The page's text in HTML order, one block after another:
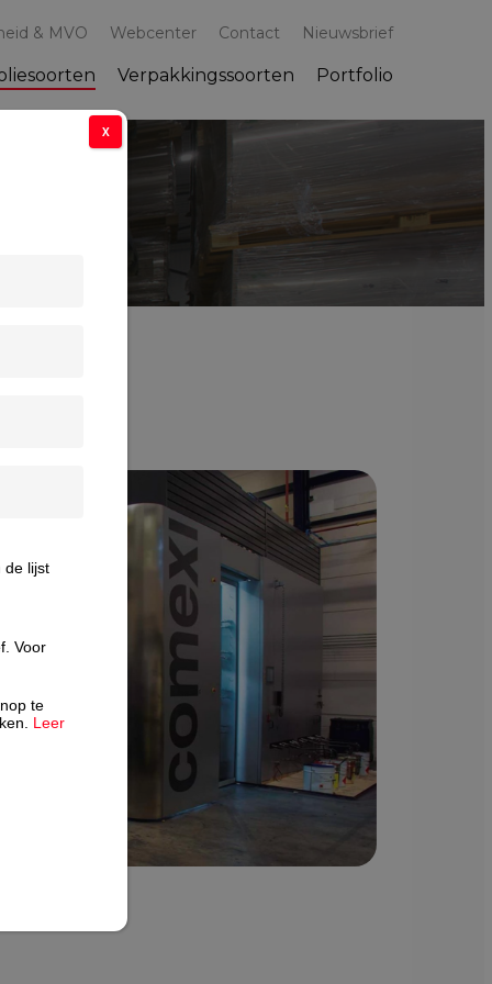
& MVO Webcenter Contact Nieuwsbrief
Verpakkingssoorten Portfolio
de lijst
Voor
te
Leer
X